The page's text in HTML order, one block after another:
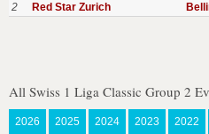
2
Red Star Zurich
All Swiss 1 Liga Classic Group 2
2026 2025 2024 2023 2022